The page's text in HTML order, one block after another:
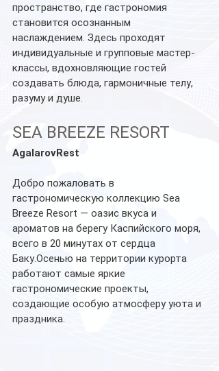
пространство, где гастрономия
становится осознанным
наслаждением. Здесь проходят
индивидуальные и групповые мастер-
классы, вдохновляющие гостей
создавать блюда, гармоничные телу,
разуму и душе.
SEA BREEZE RESORT
AgalarovRest
Добро пожаловать в
гастрономическую коллекцию Sea
Breeze Resort — оазис вкуса и
ароматов на берегу Каспийского моря,
всего в 20 минутах от сердца
Баку.Осенью на территории курорта
работают самые яркие
гастрономические проекты,
создающие особую атмосферу уюта и
праздника.